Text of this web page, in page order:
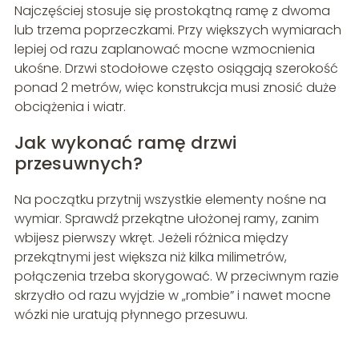
Najczęściej stosuje się prostokątną ramę z dwoma
lub trzema poprzeczkami. Przy większych wymiarach
lepiej od razu zaplanować mocne wzmocnienia
ukośne. Drzwi stodołowe często osiągają szerokość
ponad 2 metrów, więc konstrukcja musi znosić duże
obciążenia i wiatr.
Jak wykonać ramę drzwi
przesuwnych?
Na początku przytnij wszystkie elementy nośne na
wymiar. Sprawdź przekątne ułożonej ramy, zanim
wbijesz pierwszy wkręt. Jeżeli różnica między
przekątnymi jest większa niż kilka milimetrów,
połączenia trzeba skorygować. W przeciwnym razie
skrzydło od razu wyjdzie w „rombie” i nawet mocne
wózki nie uratują płynnego przesuwu.